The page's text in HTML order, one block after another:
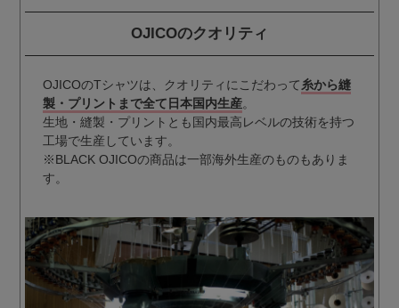
OJICOのクオリティ
OJICOのTシャツは、クオリティにこだわって 糸から縫
製・プリントまで全て日本国内生産。
生地・縫製・プリントとも国内最高レベルの技術を持つ
工場で生産しています。
※BLACK OJICOの商品は一部海外生産のものもありま
す。